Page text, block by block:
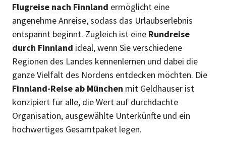
Flugreise nach Finnland ermöglicht eine
angenehme Anreise, sodass das Urlaubserlebnis
entspannt beginnt. Zugleich ist eine Rundreise
durch Finnland ideal, wenn Sie verschiedene
Regionen des Landes kennenlernen und dabei die
ganze Vielfalt des Nordens entdecken möchten. Die
Finnland-Reise ab München mit Geldhauser ist
konzipiert für alle, die Wert auf durchdachte
Organisation, ausgewählte Unterkünfte und ein
hochwertiges Gesamtpaket legen.